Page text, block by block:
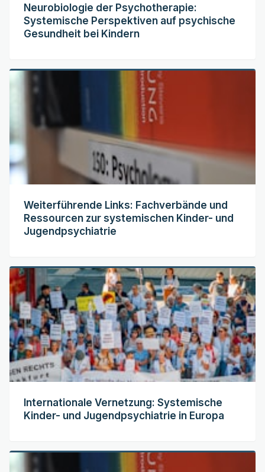
Neurobiologie der Psychotherapie:
Systemische Perspektiven auf psychische
Gesundheit bei Kindern
Weiterführende Links: Fachverbände und
Ressourcen zur systemischen Kinder- und
Jugendpsychiatrie
Internationale Vernetzung: Systemische
Kinder- und Jugendpsychiatrie in Europa